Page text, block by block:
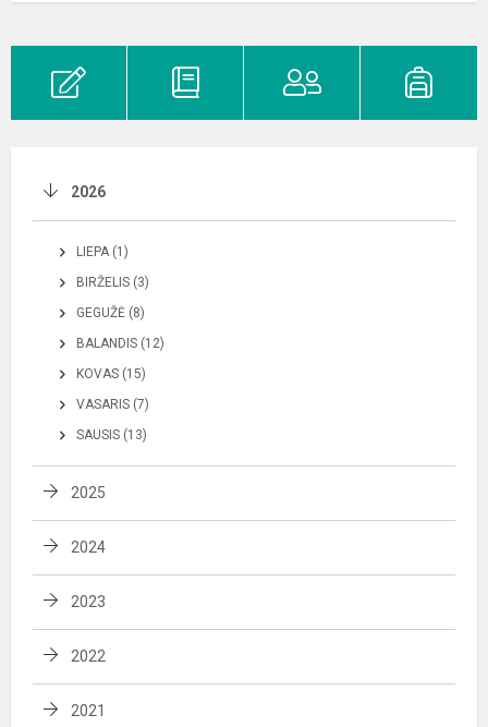
2026
LIEPA (1)
BIRŽELIS (3)
GEGUŽĖ (8)
BALANDIS (12)
KOVAS (15)
VASARIS (7)
SAUSIS (13)
2025
2024
2023
2022
2021